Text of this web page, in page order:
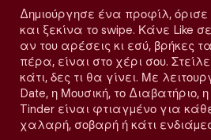
Δημιούργησε ένα προφίλ, όρισε
και ξεκίνα το swipe. Κάνε Like
αν του αρέσεις κι εσύ, βρήκες
πέρα, είναι στο χέρι σου.
κάτι, δες τι θα γίνει. Με
Date, η Μουσική, το Διαβατήριο,
Tinder είναι φτιαγμένο για
χαλαρή, σοβαρή ή κάτι